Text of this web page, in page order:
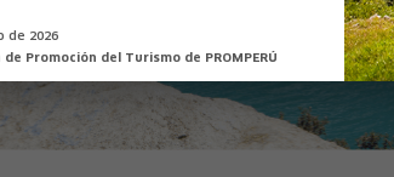
de 2026
Promoción del Turismo de PROMPERÚ